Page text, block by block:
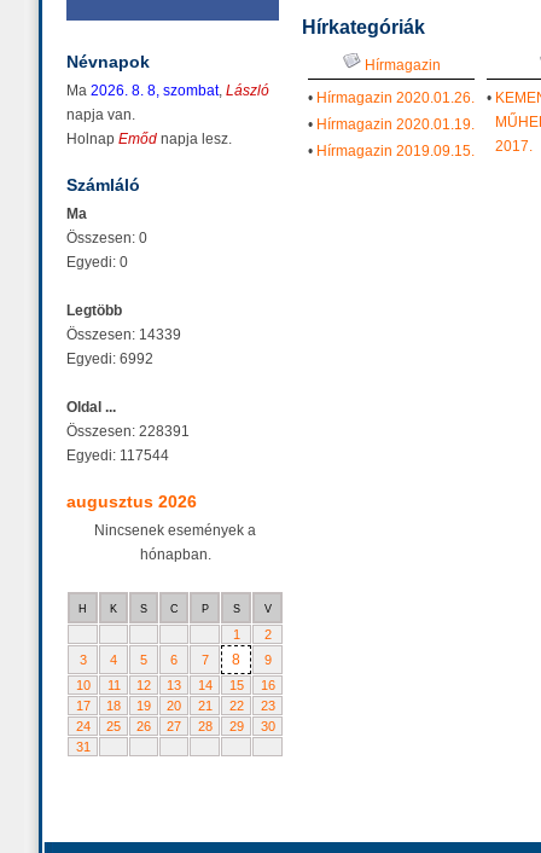
Névnapok
Ma 2026. 8. 8, szombat, László
napja van.
Holnap Emőd napja lesz.
Számláló
Ma
Összesen: 0
Egyedi: 0
Legtöbb
Összesen: 14339
Egyedi: 6992
Oldal ...
Összesen: 228391
Egyedi: 117544
augusztus 2026
Nincsenek események a
hónapban.
H K S C P S V
1
2
3
4 5 6 7 8
9
10
11 12 13 14 15
16
17
18 19 20 21 22
23
24
25 26 27 28 29
30
31
Hírkategóriák
Hírmagazin
• Hírmagazin 2020.01.26.
• Hírmagazin 2020.01.19.
• Hírmagazin 2019.09.15.
•
2017.